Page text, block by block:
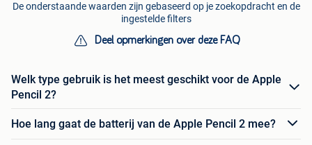
De onderstaande waarden zijn gebaseerd op je zoekopdracht en de
ingestelde filters
Deel opmerkingen over deze FAQ
Welk type gebruik is het meest geschikt voor de Apple
Pencil 2?
Hoe lang gaat de batterij van de Apple Pencil 2 mee?